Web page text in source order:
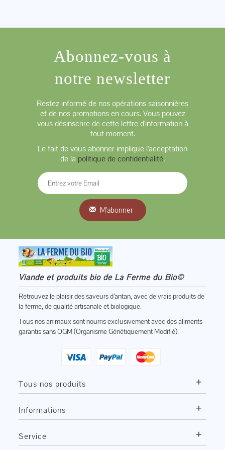
Abonnez-vous à
notre newsletter
Restez informé de nos opérations saisonnières
et de nos promotions en cours. Vous pouvez
vous désinscrire de cette lettre d'information à
tout moment.
Le fait de vous abonner implique l'acceptation
de la politique de confidentialité.
M'abonner
Viande et produits bio de La Ferme du Bio©
Retrouvez le plaisir des saveurs d’antan, avec de vrais produits de
la ferme, de qualité artisanale et biologique.
Tous nos animaux sont nourris exclusivement avec des aliments
garantis sans OGM (Organisme Génétiquement Modifié).
Tous nos produits +
Informations +
Service +